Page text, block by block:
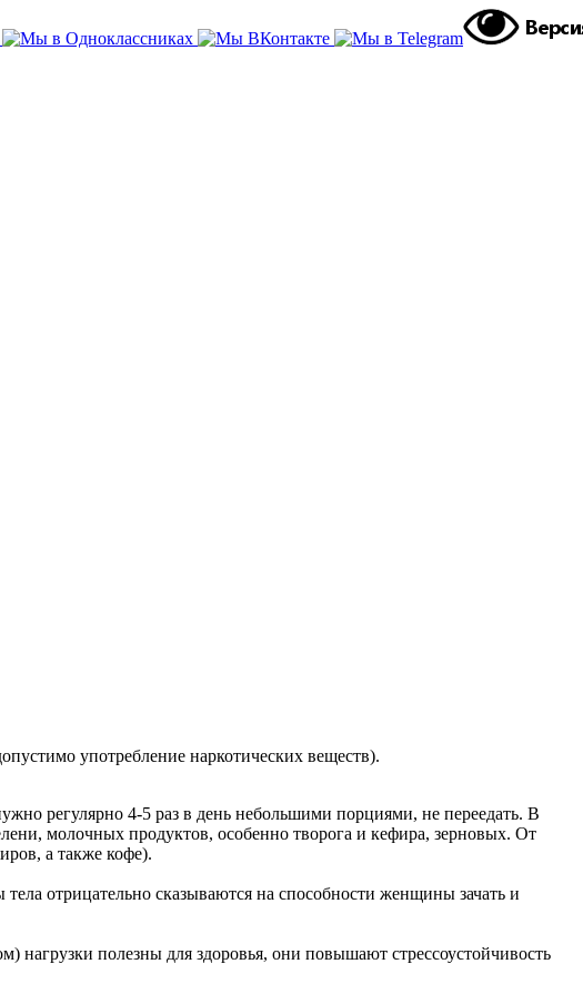
употребление наркотических веществ).
регулярно 4-5 раз в день небольшими порциями, не переедать. В
молочных продуктов, особенно творога и кефира, зерновых. От
а также кофе).
отрицательно сказываются на способности женщины зачать и
нагрузки полезны для здоровья, они повышают стрессоустойчивость